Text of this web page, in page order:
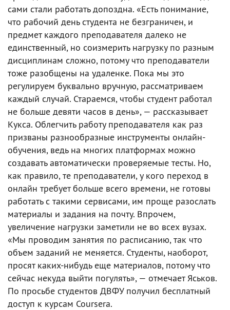
сами стали работать допоздна. «Есть понимание,
что рабочий день студента не безграничен, и
предмет каждого преподавателя далеко не
единственный, но соизмерить нагрузку по разным
дисциплинам сложно, потому что преподаватели
тоже разобщены на удаленке. Пока мы это
регулируем буквально вручную, рассматриваем
каждый случай. Стараемся, чтобы студент работал
не больше девяти часов в день», — рассказывает
Кукса. Облегчить работу преподавателя как раз
призваны разнообразные инструменты онлайн-
обучения, ведь на многих платформах можно
создавать автоматически проверяемые тесты. Но,
как правило, те преподаватели, у кого переход в
онлайн требует больше всего времени, не готовы
работать с такими сервисами, им проще разослать
материалы и задания на почту. Впрочем,
увеличение нагрузки заметили не во всех вузах.
«Мы проводим занятия по расписанию, так что
объем заданий не меняется. Студенты, наоборот,
просят каких-нибудь еще материалов, потому что
сейчас некуда выйти погулять», — отмечает Яськов.
По просьбе студентов ДВФУ получил бесплатный
доступ к курсам Coursera.